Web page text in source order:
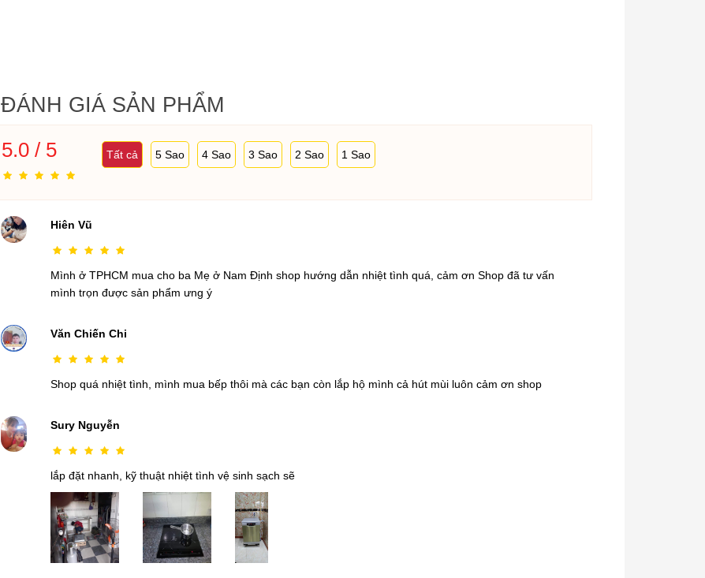
ĐÁNH GIÁ SẢN PHẨM
5.0 / 5
Tất cả 5 Sao 4 Sao 3 Sao 2 Sao 1 Sao
Hiên Vũ
Mình ở TPHCM mua cho ba Mẹ ở Nam Định shop hướng dẫn nhiệt tình quá, cảm ơn Shop đã tư vấn
mình trọn được sản phẩm ưng ý
Văn Chiến Chi
Shop quá nhiệt tình, mình mua bếp thôi mà các bạn còn lắp hộ mình cả hút mùi luôn cảm ơn shop
Sury Nguyễn
lắp đặt nhanh, kỹ thuật nhiệt tình vệ sinh sạch sẽ